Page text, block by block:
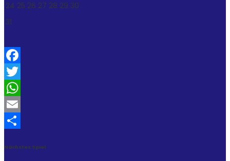
24 25 26 27 28 29 30
31
Facebook
Twitter
WhatsApp
Email
Nächstes Spiel